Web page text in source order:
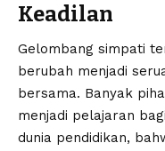
Keadilan
Gelombang simpati
berubah menjadi
bersama. Banyak
menjadi pelajaran
dunia pendidikan,